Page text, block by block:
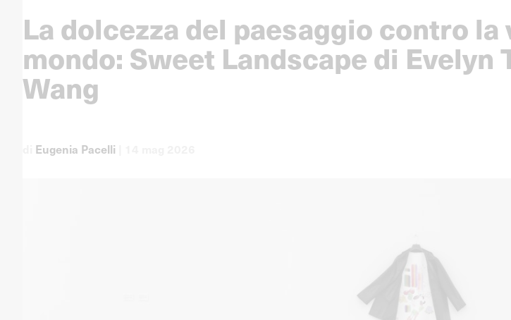
La dolcezza del paesaggio contro la
mondo: Sweet Landscape di Evelyn
Wang
Eugenia Pacelli